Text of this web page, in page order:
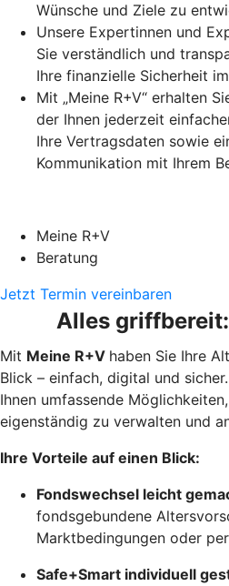
Wünsche und Ziele zu
Unsere Expertinnen und
Sie verständlich und
Ihre finanzielle Sicherheit
Mit „Meine R+V“ erhalten
der Ihnen jederzeit
Ihre Vertragsdaten sowie
Kommunikation mit Ihrem
Meine R+V
Beratung
Jetzt Termin vereinbaren
Alles
Mit Meine R+V haben Sie Ihre
Blick – einfach, digital und
Ihnen umfassende
eigenständig zu verwalten und
Ihre Vorteile auf einen Blick:
Fondswechsel leicht
fondsgebundene
Marktbedingungen oder
Safe+Smart individuell